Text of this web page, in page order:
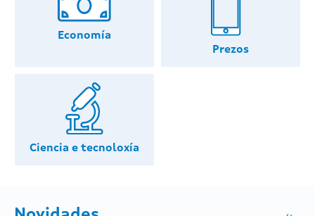
Economía
Prezos
Ciencia e tecnoloxía